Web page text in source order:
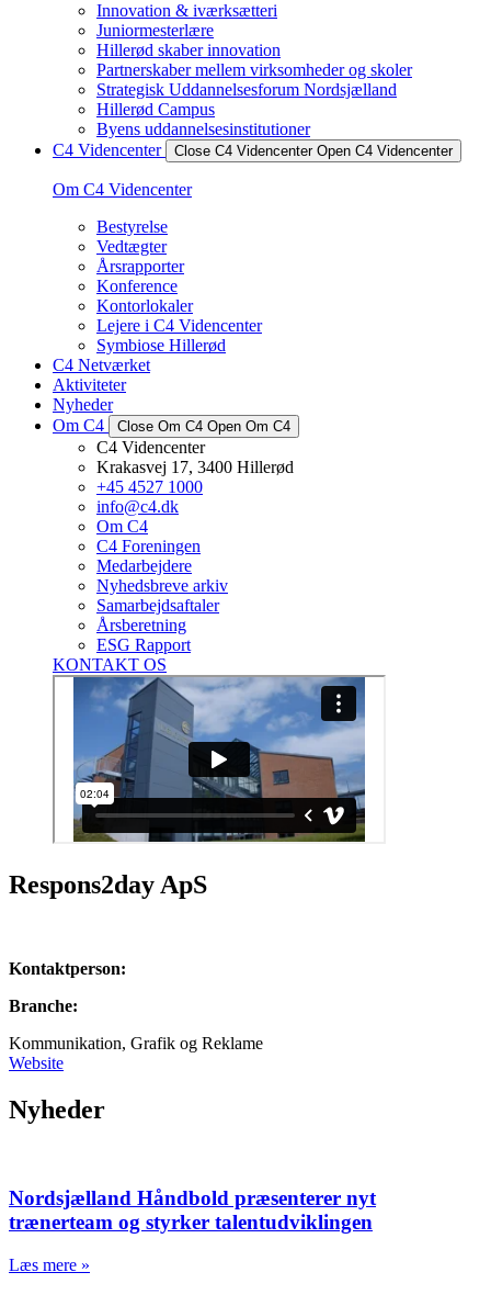
Innovation & iværksætteri
Juniormesterlære
Hillerød skaber innovation
Partnerskaber mellem virksomheder og skoler
Strategisk Uddannelsesforum Nordsjælland
Hillerød Campus
Byens uddannelsesinstitutioner
C4 Videncenter
Close C4 Videncenter Open C4 Videncenter
Om C4 Videncenter
Bestyrelse
Vedtægter
Årsrapporter
Konference
Kontorlokaler
Lejere i C4 Videncenter
Symbiose Hillerød
C4 Netværket
Aktiviteter
Nyheder
Om C4
Close Om C4 Open Om C4
C4 Videncenter
Krakasvej 17, 3400 Hillerød
+45 4527 1000
info@c4.dk
Om C4
C4 Foreningen
Medarbejdere
Nyhedsbreve arkiv
Samarbejdsaftaler
Årsberetning
ESG Rapport
KONTAKT OS
Respons2day ApS
Kontaktperson:
Branche:
Kommunikation, Grafik og Reklame
Website
Nyheder
Nordsjælland Håndbold præsenterer nyt
trænerteam og styrker talentudviklingen
Læs mere »